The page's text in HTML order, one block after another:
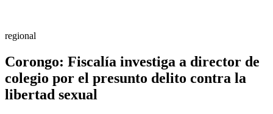
regional
Corongo: Fiscalía investiga a director de
colegio por el presunto delito contra la
libertad sexual